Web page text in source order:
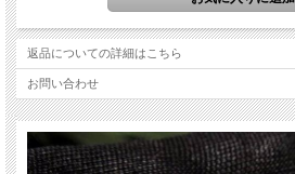
インテリアとして器に入れて飾ったり、ブレスレ
広くお楽しみいただけます。
希少なアンゴラ産、純粋無垢な白の輝きをぜひお
全てを清め浄化する
魔よけ、厄除け
潜在能力の開花、心身の活性化
石同士の仲をとりもつ
返品についての詳細はこちら
お問い合わせ